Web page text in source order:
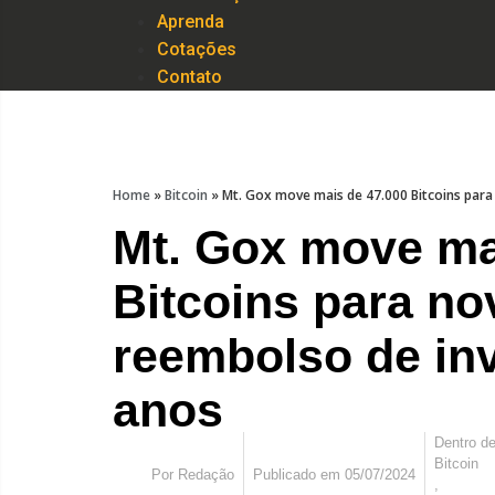
Aprenda
Cotações
Contato
Home »Bitcoin »Mt. Gox move mais de 47.000 Bitcoins
Mt. Gox move
Bitcoins para
reembolso de
anos
Por Redação Publicado em 05/07/2024
Dentro de
Bitcoin
,